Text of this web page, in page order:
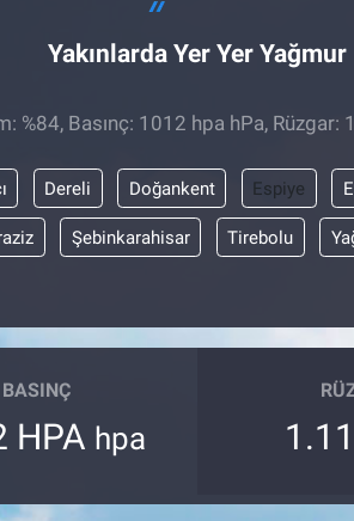
Yakınlarda Yer Yer Yağmur
%84, Basınç: 1012 hpa hPa, Rüzgar:
Dereli Doğankent Espiye
Şebinkarahisar Tirebolu
BASINÇ
HPA hpa